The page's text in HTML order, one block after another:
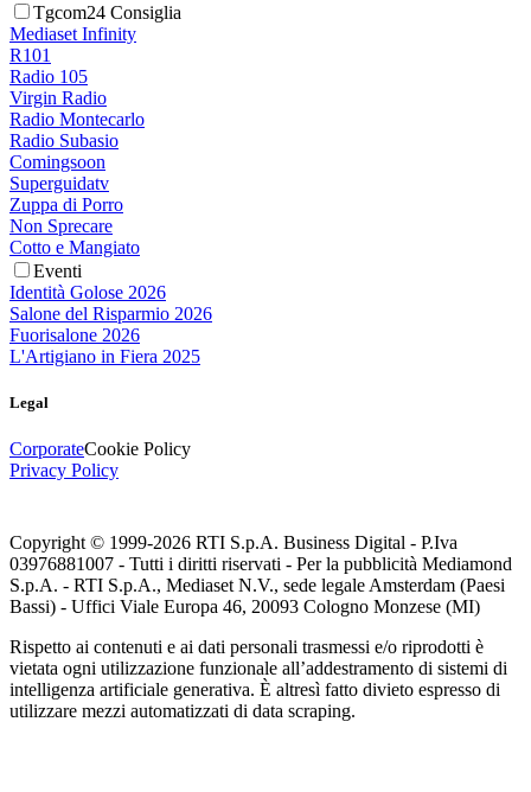
Tgcom24 Consiglia
Mediaset Infinity
R101
Radio 105
Virgin Radio
Radio Montecarlo
Radio Subasio
Comingsoon
Superguidatv
Zuppa di Porro
Non Sprecare
Cotto e Mangiato
Eventi
Identità Golose 2026
Salone del Risparmio 2026
Fuorisalone 2026
L'Artigiano in Fiera 2025
Legal
CorporateCookie Policy
Privacy Policy
Copyright © 1999-2026 RTI S.p.A. Business Digital - P.Iva
03976881007 - Tutti i diritti riservati - Per la pubblicità Mediamond
S.p.A. - RTI S.p.A., Mediaset N.V., sede legale Amsterdam (Paesi
Bassi) - Uffici Viale Europa 46, 20093 Cologno Monzese (MI)
Rispetto ai contenuti e ai dati personali trasmessi e/o riprodotti è
vietata ogni utilizzazione funzionale all’addestramento di sistemi di
intelligenza artificiale generativa. È altresì fatto divieto espresso di
utilizzare mezzi automatizzati di data scraping.